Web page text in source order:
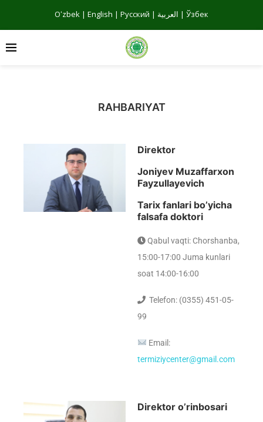
Oʻzbek | English | Русский | العربية | Ўзбек
RAHBARIYAT
Direktor
Joniyev Muzaffarxon
Fayzullayevich
Tarix fanlari bo’yicha
falsafa doktori
Qabul vaqti: Chorshanba,
15:00-17:00 Juma kunlari
soat 14:00-16:00
Telefon: (0355) 451-05-
99
Email:
termiziycenter@gmail.com
Direktor o’rinbosari